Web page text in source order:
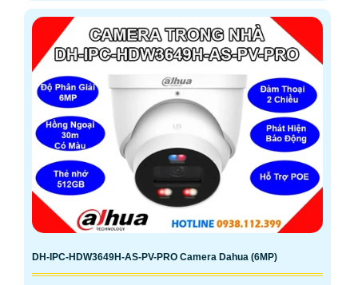
DH-IPC-HDW3649H-AS-PV-PRO Camera Dahua (6MP)